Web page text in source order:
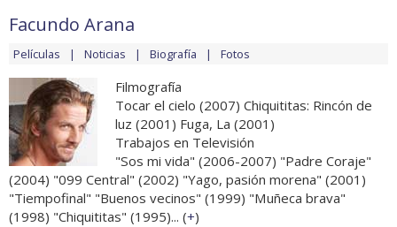
Facundo Arana
Películas Noticias Biografía Fotos
Filmografía
Tocar el cielo (2007) Chiquititas: Rincón de
luz (2001) Fuga, La (2001)
Trabajos en Televisión
"Sos mi vida" (2006-2007) "Padre Coraje"
(2004) "099 Central" (2002) "Yago, pasión morena" (2001)
"Tiempofinal" "Buenos vecinos" (1999) "Muñeca brava"
(1998) "Chiquititas" (1995)... (+)